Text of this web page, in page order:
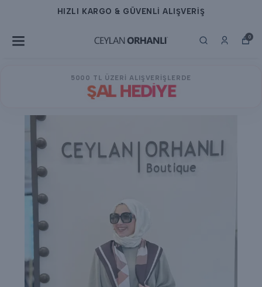
HIZLI KARGO & GÜVENLİ ALIŞVERİŞ
0
5000 TL ÜZERİ ALIŞVERİŞLERDE
ŞAL HEDİYE